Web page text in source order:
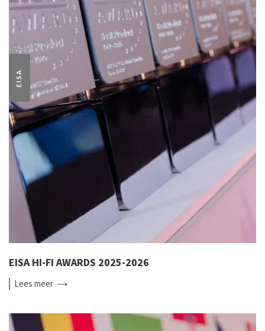
EISA
EISA HI-FI AWARDS 2025-2026
Leesmeer